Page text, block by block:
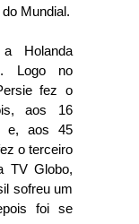
Mundial.
Holanda
Logo no
fez o
aos 16
e, aos 45
o terceiro
TV Globo,
sofreu um
foi se